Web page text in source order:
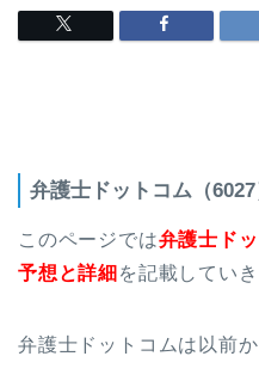
弁護士ドットコム（
このページでは弁護士ド
予想と詳細 を記載してい
弁護士ドットコムは以前